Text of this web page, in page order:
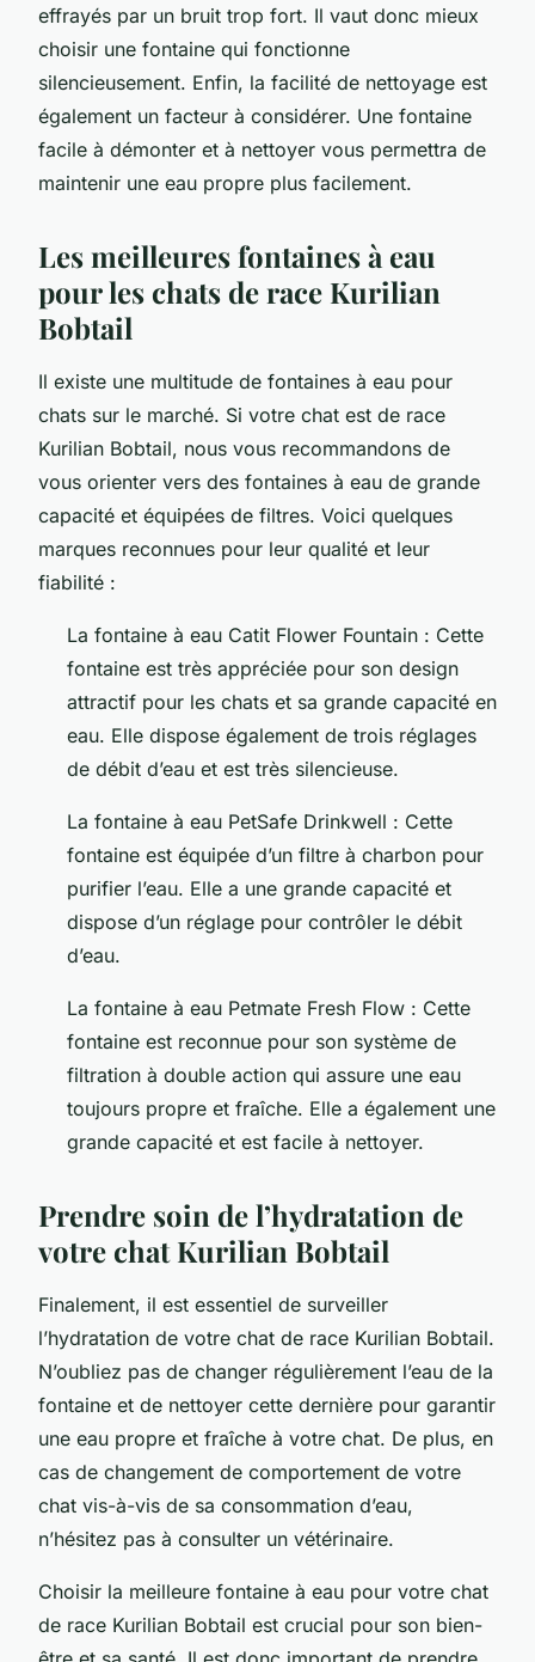
effrayés par un bruit trop fort. Il vaut donc mieux
choisir une fontaine qui fonctionne
silencieusement. Enfin, la facilité de nettoyage est
également un facteur à considérer. Une fontaine
facile à démonter et à nettoyer vous permettra de
maintenir une eau propre plus facilement.
Les meilleures fontaines à eau
pour les chats de race Kurilian
Bobtail
Il existe une multitude de fontaines à eau pour
chats sur le marché. Si votre chat est de race
Kurilian Bobtail, nous vous recommandons de
vous orienter vers des fontaines à eau de grande
capacité et équipées de filtres. Voici quelques
marques reconnues pour leur qualité et leur
fiabilité :
La fontaine à eau Catit Flower Fountain : Cette
fontaine est très appréciée pour son design
attractif pour les chats et sa grande capacité en
eau. Elle dispose également de trois réglages
de débit d’eau et est très silencieuse.
La fontaine à eau PetSafe Drinkwell : Cette
fontaine est équipée d’un filtre à charbon pour
purifier l’eau. Elle a une grande capacité et
dispose d’un réglage pour contrôler le débit
d’eau.
La fontaine à eau Petmate Fresh Flow : Cette
fontaine est reconnue pour son système de
filtration à double action qui assure une eau
toujours propre et fraîche. Elle a également une
grande capacité et est facile à nettoyer.
Prendre soin de l’hydratation de
votre chat Kurilian Bobtail
Finalement, il est essentiel de surveiller
l’hydratation de votre chat de race Kurilian Bobtail.
N’oubliez pas de changer régulièrement l’eau de la
fontaine et de nettoyer cette dernière pour garantir
une eau propre et fraîche à votre chat. De plus, en
cas de changement de comportement de votre
chat vis-à-vis de sa consommation d’eau,
n’hésitez pas à consulter un vétérinaire.
Choisir la meilleure fontaine à eau pour votre chat
de race Kurilian Bobtail est crucial pour son bien-